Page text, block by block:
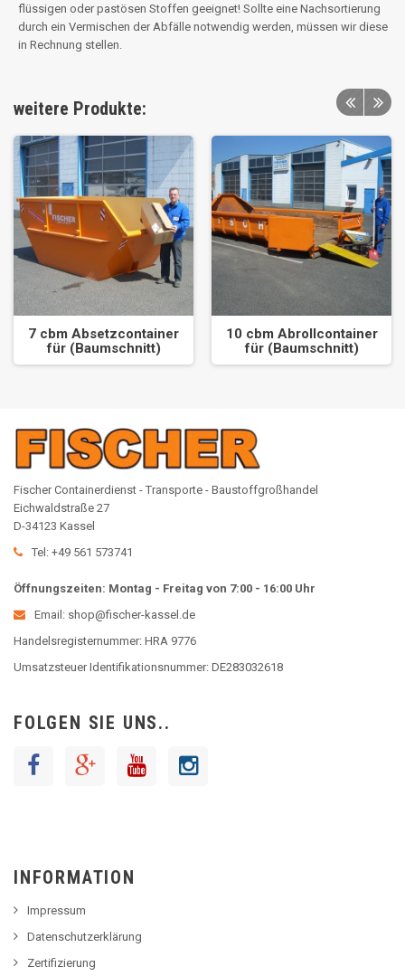
flüssigen oder pastösen Stoffen geeignet! Sollte eine Nachsortierung
durch ein Vermischen der Abfälle notwendig werden, müssen wir diese
in Rechnung stellen.
weitere Produkte:
7 cbm Absetzcontainer
für (Baumschnitt)
10 cbm Abrollcontainer
für (Baumschnitt)
Fischer Containerdienst - Transporte - Baustoffgroßhandel
Eichwaldstraße 27
D-34123 Kassel
Tel: +49 561 573741
Öffnungszeiten: Montag - Freitag von 7:00 - 16:00 Uhr
Email: shop@fischer-kassel.de
Handelsregisternummer: HRA 9776
Umsatzsteuer Identifikationsnummer: DE283032618
FOLGEN SIE UNS..
INFORMATION
Impressum
Datenschutzerklärung
Zertifizierung